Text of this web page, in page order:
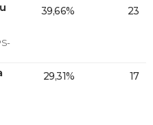
39,66% 23
29,31% 17